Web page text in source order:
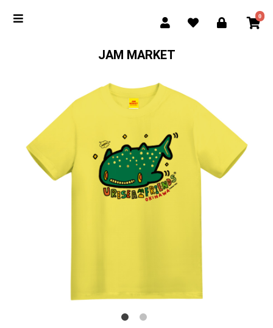
0
JAM MARKET